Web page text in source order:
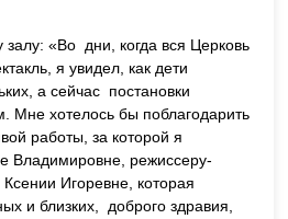
«Во дни, когда вся Церковь
я увидел, как дети
а сейчас постановки
хотелось бы поблагодарить
работы, за которой я
Владимировне, режиссеру-
Игоревне, которая
и близких, доброго здравия,